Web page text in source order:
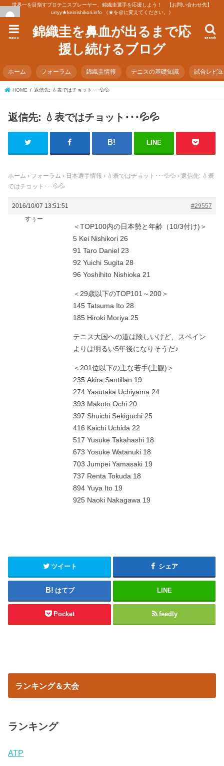
世界一を目指すプロテニスプレーヤー、錦織圭選手を応援しよう！ 【お問い合わせ先】
urryy★keinishikori.info （★を@に変えてください。）
錦織圭を鼻血が出るまで応
援し続けるブログ
search
menu
ホーム フォーラム 錦織圭情報 テニスの基礎知識 試合レビ
HOME 返信先: 💧表ではチョット･･･💦💦
返信先: 💧表ではチョット･･･💦💦
LINE
ホーム › フォーラム › 日本選手情報 › 💧表ではチョット･･･💦💦 › 返信先: 💧表
ではチョット･･･💦💦
2016/10/07 13:51:51
#29557
すぅー
＜TOP100内の日本勢と年齢（10/3付け)＞
5 Kei Nishikori 26
91 Taro Daniel 23
92 Yuichi Sugita 28
96 Yoshihito Nishioka 21
＜29歳以下のTOP101～200＞
145 Tatsuma Ito 28
185 Hiroki Moriya 25
テニス大国への道は険しいけど、スペイン
よりは明るい5年後になりそうだ♪
＜201位以下の主な若手(主観)＞
235 Akira Santillan 19
274 Yasutaka Uchiyama 24
393 Makoto Ochi 20
397 Shuichi Sekiguchi 25
416 Kaichi Uchida 22
517 Yusuke Takahashi 18
673 Yosuke Watanuki 18
703 Jumpei Yamasaki 19
737 Renta Tokuda 18
894 Yuya Ito 19
925 Naoki Nakagawa 19
ツイート シェア
はてブ LINE
Pocket feedly
ランキング＆大会
ランキング
ATP